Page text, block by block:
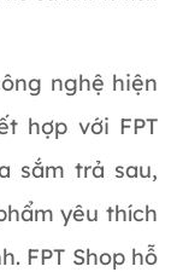
nghệ hiện
hợp với FPT
sắm trả sau,
yêu thích
FPT Shop hỗ